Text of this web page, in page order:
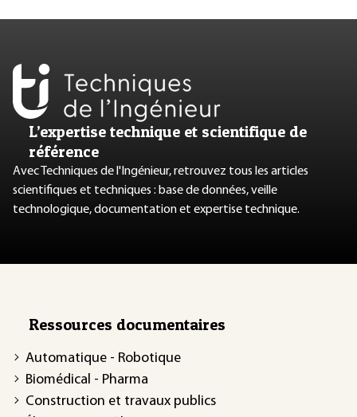
L’expertise technique et scientifique de
référence
Avec Techniques de l'Ingénieur, retrouvez tous les articles
scientifiques et techniques : base de données, veille
technologique, documentation et expertise technique.
Ressources documentaires
Automatique - Robotique
Biomédical - Pharma
Construction et travaux publics